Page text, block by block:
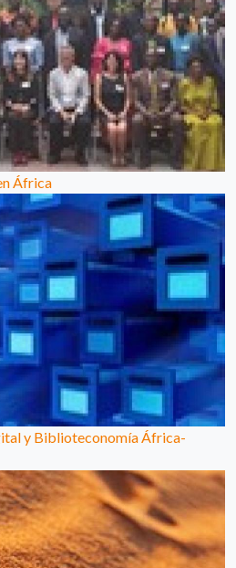
África
y Biblioteconomía África-